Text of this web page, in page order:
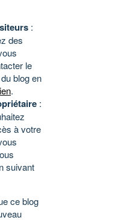
:
des
le
blog en
.
:
à votre
suivant
ce blog